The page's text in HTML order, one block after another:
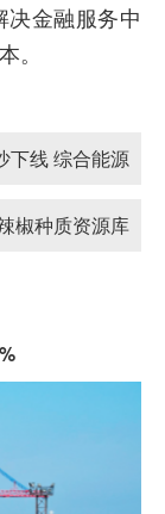
金融服务中
。
下线 综合能源
椒种质资源库